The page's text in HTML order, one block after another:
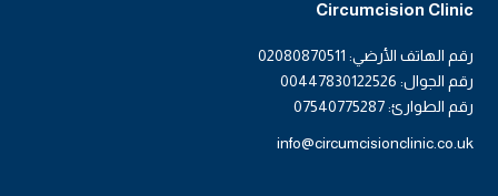
Circumcision Clinic
رقم الهاتف الأرضي: 02080870511
رقم الجوال: 00447830122526
رقم الطوارئ: 07540775287
info@circumcisionclinic.co.uk